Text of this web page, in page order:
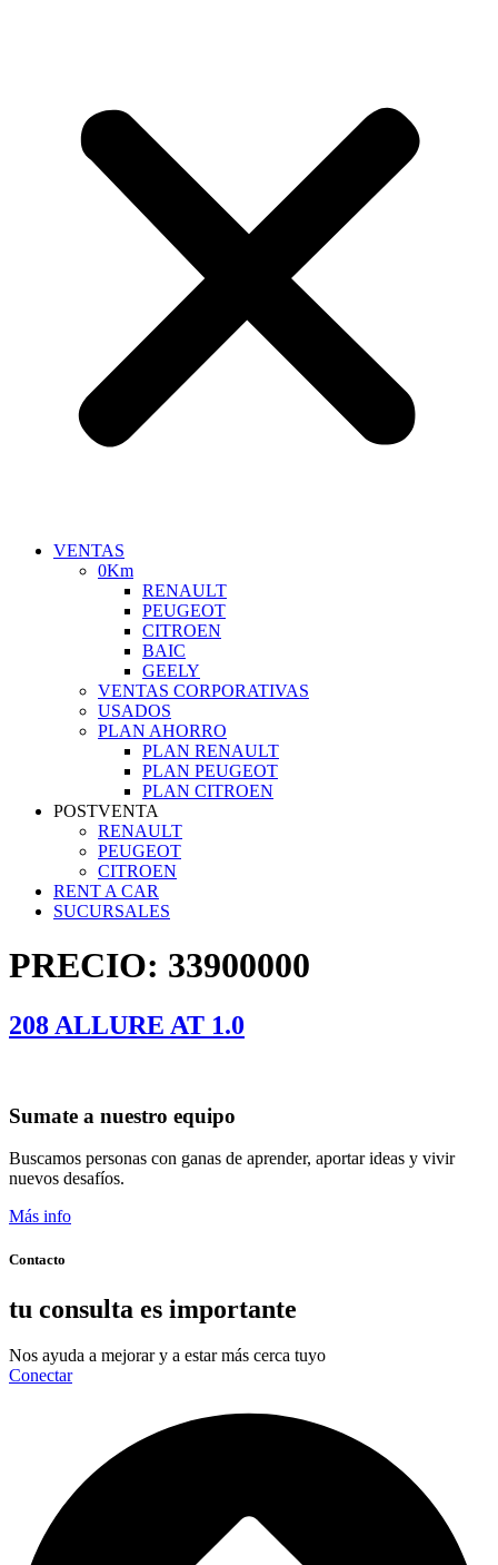
VENTAS
0Km
RENAULT
PEUGEOT
CITROEN
BAIC
GEELY
VENTAS CORPORATIVAS
USADOS
PLAN AHORRO
PLAN RENAULT
PLAN PEUGEOT
PLAN CITROEN
POSTVENTA
RENAULT
PEUGEOT
CITROEN
RENT A CAR
SUCURSALES
PRECIO: 33900000
208 ALLURE AT 1.0
Sumate a nuestro equipo
Buscamos personas con ganas de aprender, aportar ideas y vivir
nuevos desafíos.
Más info
Contacto
tu consulta es importante
Nos ayuda a mejorar y a estar más cerca tuyo
Conectar